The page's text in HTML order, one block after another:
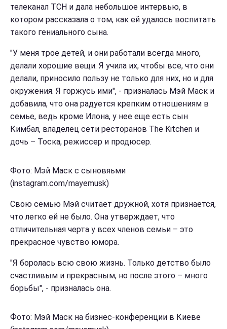
телеканал ТСН и дала небольшое интервью, в
котором рассказала о том, как ей удалось воспитать
такого гениального сына.
"У меня трое детей, и они работали всегда много,
делали хорошие вещи. Я учила их, чтобы все, что они
делали, приносило пользу не только для них, но и для
окружения. Я горжусь ими", - призналась Мэй Маск и
добавила, что она радуется крепким отношениям в
семье, ведь кроме Илона, у нее еще есть сын
Кимбал, владелец сети ресторанов The Kitchen и
дочь – Тоска, режиссер и продюсер.
Фото: Мэй Маск с сыновяьми
(instagram.com/mayemusk)
Свою семью Мэй считает дружной, хотя признается,
что легко ей не было. Она утверждает, что
отличительная черта у всех членов семьи – это
прекрасное чувство юмора.
"Я боролась всю свою жизнь. Только детство было
счастливым и прекрасным, но после этого – много
борьбы", - призналась она.
Фото: Мэй Маск на бизнес-конференции в Киеве